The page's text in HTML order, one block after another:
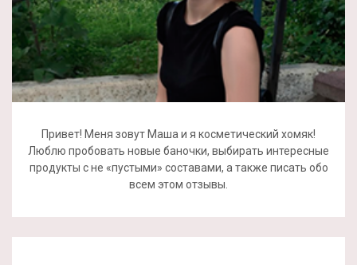
Привет! Меня зовут Маша и я косметический хомяк!
Люблю пробовать новые баночки, выбирать интересные
продукты с не «пустыми» составами, а также писать обо
всем этом отзывы.